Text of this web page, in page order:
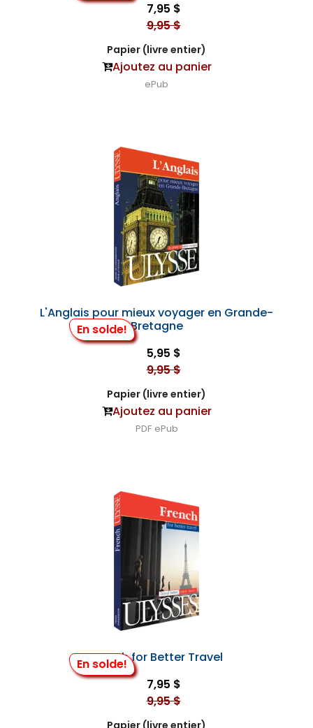
7,95 $
9,95 $
Papier (livre entier)
Ajoutez au panier
ePub
En solde!
L'Anglais pour mieux voyager en Grande-
Bretagne
5,95 $
9,95 $
Papier (livre entier)
Ajoutez au panier
PDF ePub
En solde!
French for Better Travel
7,95 $
9,95 $
Papier (livre entier)